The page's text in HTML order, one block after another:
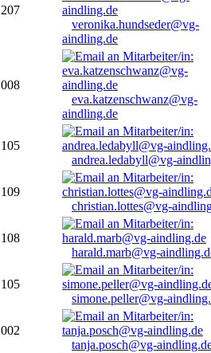
207
veronika.hundseder@vg-
aindling.de
008
eva.katzenschwanz@vg-
aindling.de
105
andrea.ledabyll@vg-
109
christian.lottes@vg-
108
harald.marb@vg-
105
simone.peller@vg-
002
tanja.posch@vg-